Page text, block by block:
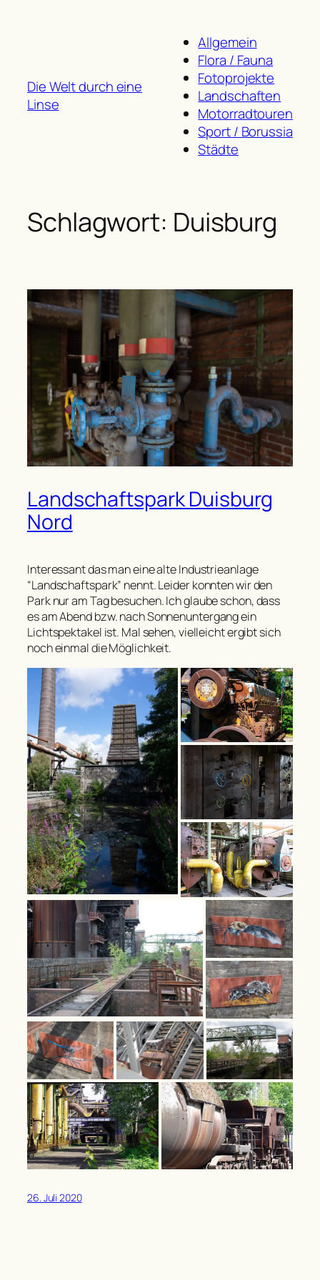
Die Welt durch eine
Linse
Allgemein
Flora / Fauna
Fotoprojekte
Landschaften
Motorradtouren
Sport / Borussia
Städte
Schlagwort: Duisburg
Landschaftspark Duisburg
Nord
Interessant das man eine alte Industrieanlage
“Landschaftspark” nennt. Leider konnten wir den
Park nur am Tag besuchen. Ich glaube schon, dass
es am Abend bzw. nach Sonnenuntergang ein
Lichtspektakel ist. Mal sehen, vielleicht ergibt sich
noch einmal die Möglichkeit.
26. Juli 2020